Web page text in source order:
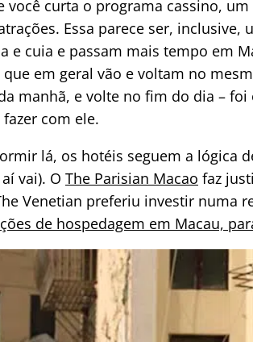
você curta o programa cassino,
Essa parece ser,
e cuia e passam mais tempo em
em geral vão e voltam no
manhã, e volte no fim do dia –
com ele.
lá, os hotéis seguem a lógica
vai). O The Parisian Macao faz
Venetian preferiu investir numa
de hospedagem em Macau,